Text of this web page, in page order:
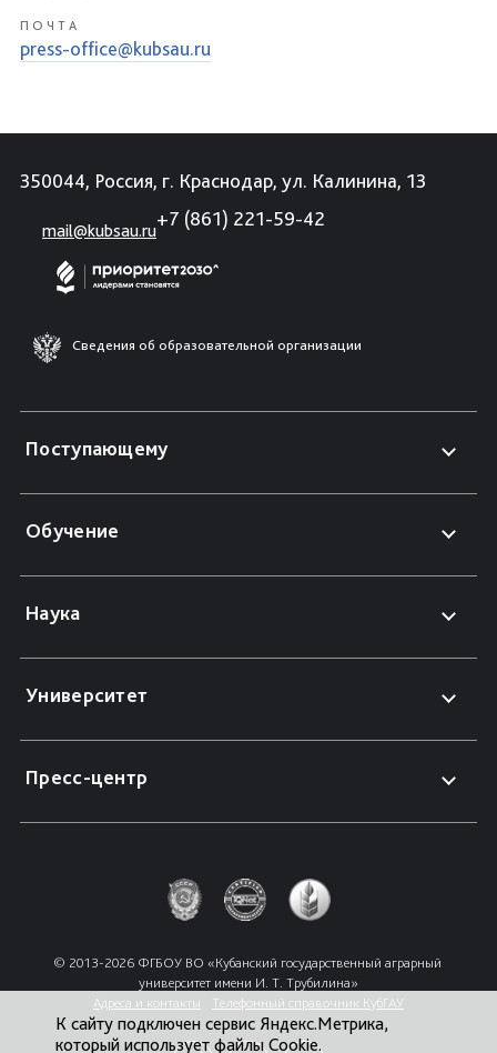
ПОЧТА
press-office@kubsau.ru
350044, Россия, г. Краснодар, ул. Калинина, 13
mail@kubsau.ru
+7 (861) 221-59-42
Сведения об образовательной организации
Поступающему
Обучение
Наука
Университет
Пресс-центр
© 2013-2026 ФГБОУ ВО «Кубанский государственный аграрный
университет имени И. Т. Трубилина»
Адреса и контакты
Телефонный справочник КубГАУ
К сайту подключен сервис Яндекс.Метрика,
который использует файлы Cookie.